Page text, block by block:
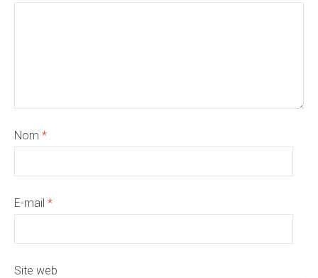
Nom *
E-mail *
Site web